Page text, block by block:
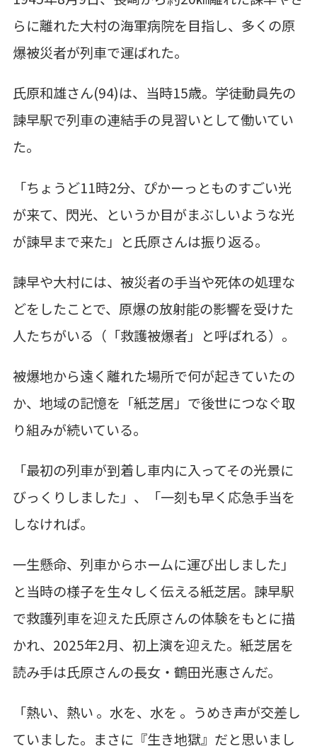
らに離れた大村の海軍病院を目指し、多くの原
爆被災者が列車で運ばれた。
氏原和雄さん(94)は、当時15歳。学徒動員先の
諫早駅で列車の連結手の見習いとして働いてい
た。
「ちょうど11時2分、ぴかーっとものすごい光
が来て、閃光、というか目がまぶしいような光
が諫早まで来た」と氏原さんは振り返る。
諫早や大村には、被災者の手当や死体の処理な
どをしたことで、原爆の放射能の影響を受けた
人たちがいる（「救護被爆者」と呼ばれる）。
被爆地から遠く離れた場所で何が起きていたの
か、地域の記憶を「紙芝居」で後世につなぐ取
り組みが続いている。
「最初の列車が到着し車内に入ってその光景に
びっくりしました」、「一刻も早く応急手当を
しなければ。
一生懸命、列車からホームに運び出しました」
と当時の様子を生々しく伝える紙芝居。諫早駅
で救護列車を迎えた氏原さんの体験をもとに描
かれ、 2025年2月、初上演を迎えた。紙芝居を
読み手は氏原さんの長女・鶴田光惠さんだ。
「熱い、熱い 。水を、水を 。うめき声が交差し
ていました。まさに『生き地獄』だと思いまし